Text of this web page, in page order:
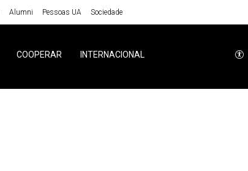
Alumni Pessoas UA Sociedade
COOPERAR INTERNACIONAL